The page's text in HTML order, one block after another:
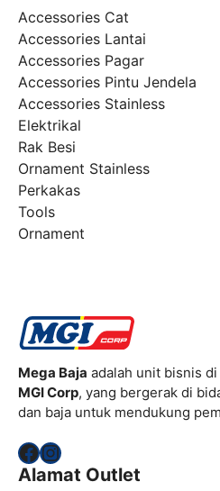
Accessories Cat
Accessories Lantai
Accessories Pagar
Accessories Pintu Jendela
Accessories Stainless
Elektrikal
Rak Besi
Ornament Stainless
Perkakas
Tools
Ornament
Mega Baja adalah unit bisnis
MGI Corp, yang bergerak di
dan baja untuk mendukung
Facebook
Instagram
Alamat Outlet